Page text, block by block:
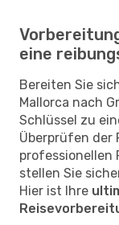
eine
Bereiten Sie
Mallorca nach
Schlüssel zu
Überprüfen der
professionellen
stellen Sie
Hier ist Ihre